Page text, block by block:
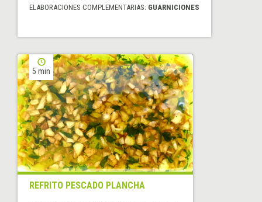
ELABORACIONES COMPLEMENTARIAS: GUARNICIONES
5 min
REFRITO PESCADO PLANCHA